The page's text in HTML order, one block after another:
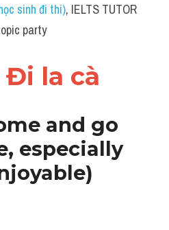
sinh đi thi), IELTS TUTOR
party
Đi la cà
and go
especially